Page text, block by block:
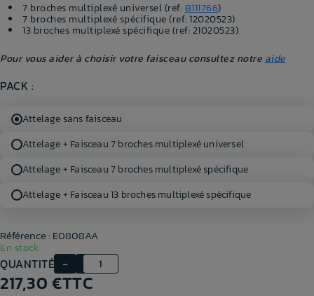
7 broches multiplexé universel (ref: B111766)
7 broches multiplexé spécifique (ref: 12020523)
13 broches multiplexé spécifique (ref: 21020523)
Pour vous aider à choisir votre faisceau consultez notre aide
PACK :
Attelage sans faisceau
Attelage + Faisceau 7 broches multiplexé universel
Attelage + Faisceau 7 broches multiplexé spécifique
Attelage + Faisceau 13 broches multiplexé spécifique
QUANTITÉ
En stock
Référence : E0808AA
217,30 €TTC